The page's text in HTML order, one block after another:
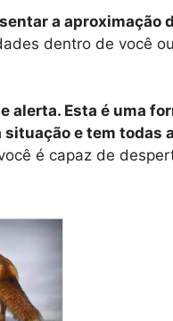
a aproximação
dentro de você
Esta é uma
e tem todas
é capaz de